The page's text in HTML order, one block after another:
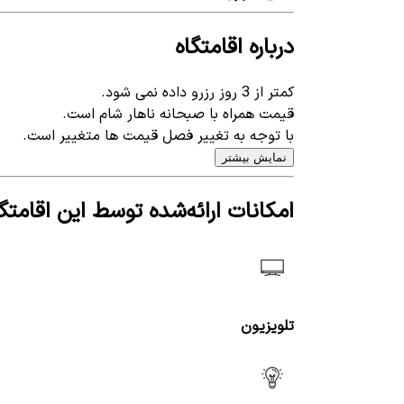
درباره اقامتگاه
کمتر از 3 روز رزرو داده نمی شود.
قیمت همراه با صبحانه ناهار شام است.
با توجه به تغییر فصل قیمت ها متغییر است.
نمایش بیشتر
امکانات ارائه‌شده توسط این
تلویزیون